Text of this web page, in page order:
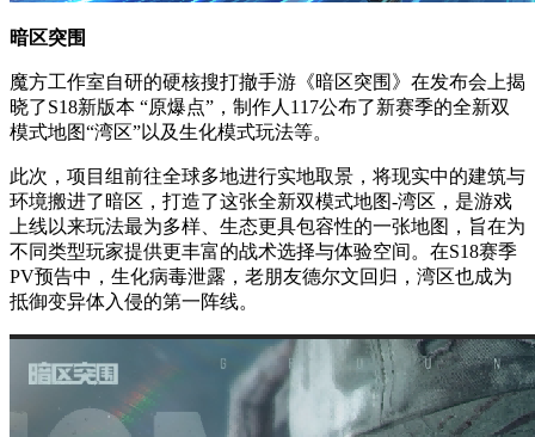
暗区突围
魔方工作室自研的硬核搜打撤手游《暗区突围》在发布会上揭
晓了S18新版本 “原爆点”，制作人117公布了新赛季的全新双
模式地图“湾区”以及生化模式玩法等。
此次，项目组前往全球多地进行实地取景，将现实中的建筑与
环境搬进了暗区，打造了这张全新双模式地图-湾区，是游戏
上线以来玩法最为多样、生态更具包容性的一张地图，旨在为
不同类型玩家提供更丰富的战术选择与体验空间。在S18赛季
PV预告中，生化病毒泄露，老朋友德尔文回归，湾区也成为
抵御变异体入侵的第一阵线。